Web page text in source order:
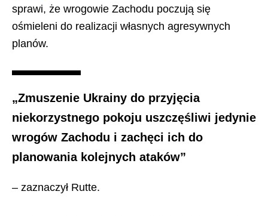
sprawi, że wrogowie Zachodu poczują się
ośmieleni do realizacji własnych agresywnych
planów.
„Zmuszenie Ukrainy do przyjęcia
niekorzystnego pokoju uszczęśliwi jedynie
wrogów Zachodu i zachęci ich do
planowania kolejnych ataków”
– zaznaczył Rutte.